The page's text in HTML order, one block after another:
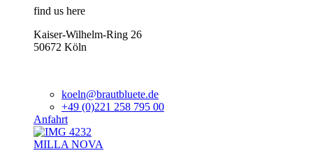
find us here
Kaiser-Wilhelm-Ring 26
50672 Köln
koeln@brautbluete.de
+49 (0)221 258 795 00
Anfahrt
MILLA NOVA